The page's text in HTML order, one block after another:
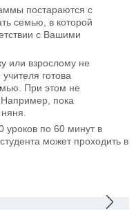
постараются с
семью, в которой
с Вашими
или взрослому не
готова
При этом не
Например, пока
уроков по 60 минут в
может проходить в